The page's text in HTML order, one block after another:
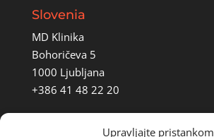
Upravljajte pristankom
Slovenia
MD Klinika
Bohoričeva 5
1000 Ljubljana
+386 41 48 22 20